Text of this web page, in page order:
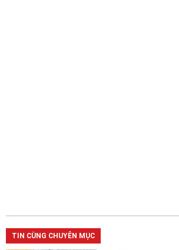
TIN CÙNG CHUYÊN MỤC